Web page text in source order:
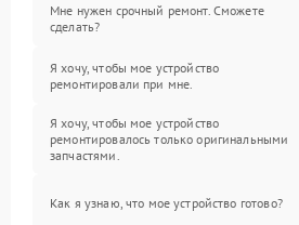
Мне нужен срочный ремонт. Сможете
сделать?
Я хочу, чтобы мое устройство
ремонтировали при мне.
Я хочу, чтобы мое устройство
ремонтировалось только оригинальными
запчастями.
Как я узнаю, что мое устройство готово?